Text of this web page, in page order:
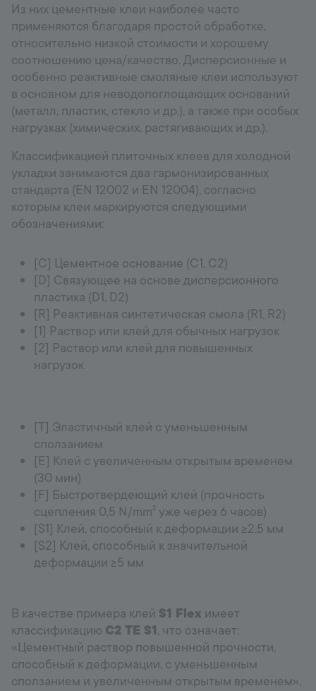
Из них цементные клеи наиболее часто
применяются благодаря простой обработке,
относительно низкой стоимости и хорошему
соотношению цена/качество. Дисперсионные и
особенно реактивные смоляные клеи используют
в основном для неводопоглощающих оснований
(металл, пластик, стекло и др.), а также при особых
нагрузках (химических, растягивающих и др.).
Классификацией плиточных клеев для холодной
укладки занимаются два гармонизированных
стандарта (EN 12002 и EN 12004), согласно
которым клеи маркируются следующими
обозначениями:
[C] Цементное основание (C1, C2)
[D] Связующее на основе дисперсионного
пластика (D1, D2)
[R] Реактивная синтетическая смола (R1, R2)
[1] Раствор или клей для обычных нагрузок
[2] Раствор или клей для повышенных
нагрузок
[T] Эластичный клей с уменьшенным
сползанием
[E] Клей с увеличенным открытым временем
(30 мин)
[F] Быстротвердеющий клей (прочность
сцепления 0,5 N/mm² уже через 6 часов)
[S1] Клей, способный к деформации ≥2,5 мм
[S2] Клей, способный к значительной
деформации ≥5 мм
В качестве примера клей S1 Flex имеет
классификацию C2 TE S1, что означает:
«Цементный раствор повышенной прочности,
способный к деформации, с уменьшенным
сползанием и увеличенным открытым временем».